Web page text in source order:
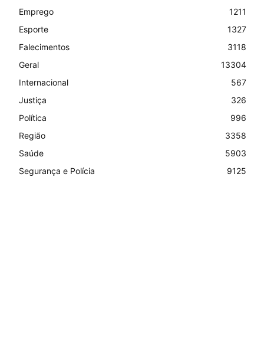
Emprego
1211
Esporte
1327
Falecimentos
3118
Geral
13304
Internacional
567
Justiça
326
Política
996
Região
3358
Saúde
5903
Segurança e Polícia
9125